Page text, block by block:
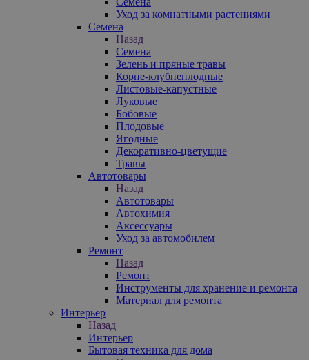
Уход за комнатными растениями
Семена
Назад
Семена
Зелень и пряные травы
Корне-клубнеплодные
Листовые-капустные
Луковые
Бобовые
Плодовые
Ягодные
Декоративно-цветущие
Травы
Автотовары
Назад
Автотовары
Автохимия
Аксессуары
Уход за автомобилем
Ремонт
Назад
Ремонт
Инструменты для хранение и ремонта
Материал для ремонта
Интерьер
Назад
Интерьер
Бытовая техника для дома